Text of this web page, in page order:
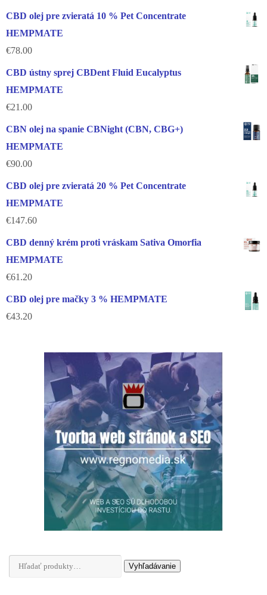
CBD olej pre zvieratá 10 % Pet Concentrate
HEMPMATE
€78.00
CBD ústny sprej CBDent Fluid Eucalyptus
HEMPMATE
€21.00
CBN olej na spanie CBNight (CBN, CBG+)
HEMPMATE
€90.00
CBD olej pre zvieratá 20 % Pet Concentrate
HEMPMATE
€147.60
CBD denný krém proti vráskam Sativa Omorfia
HEMPMATE
€61.20
CBD olej pre mačky 3 % HEMPMATE
€43.20
Hľadať: Vyhľadávanie